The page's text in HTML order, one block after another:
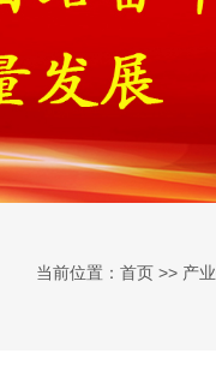
当前位置： 首页 >> 产